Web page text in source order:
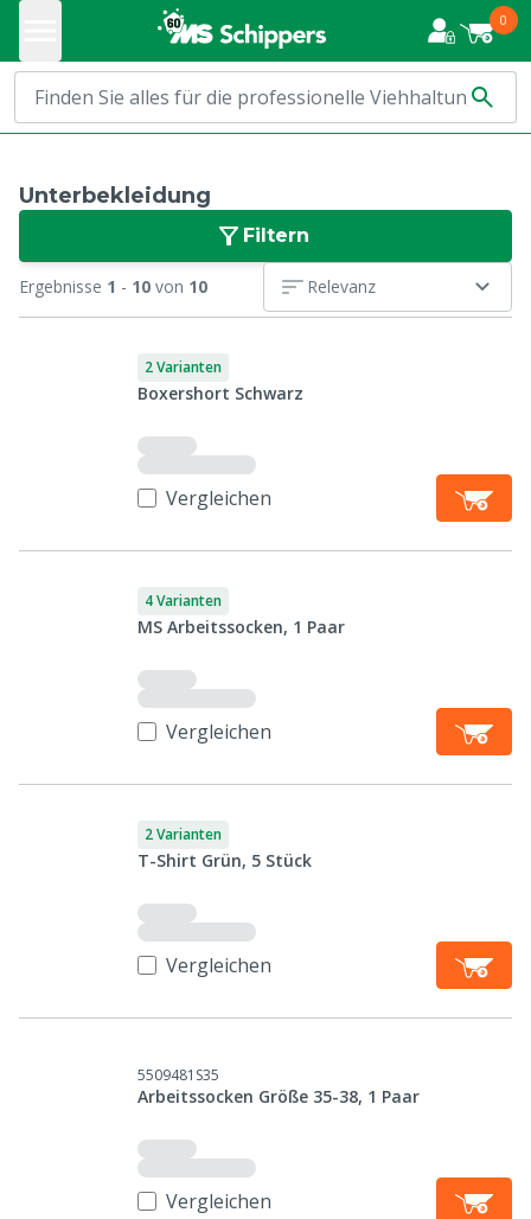
0
Unterbekleidung
Filtern
Ergebnisse 1 - 10 von 10 Relevanz
2 Varianten
Boxershort Schwarz
Vergleichen
4 Varianten
MS Arbeitssocken, 1 Paar
Vergleichen
2 Varianten
T-Shirt Grün, 5 Stück
Vergleichen
5509481S35
Arbeitssocken Größe 35-38, 1 Paar
Vergleichen